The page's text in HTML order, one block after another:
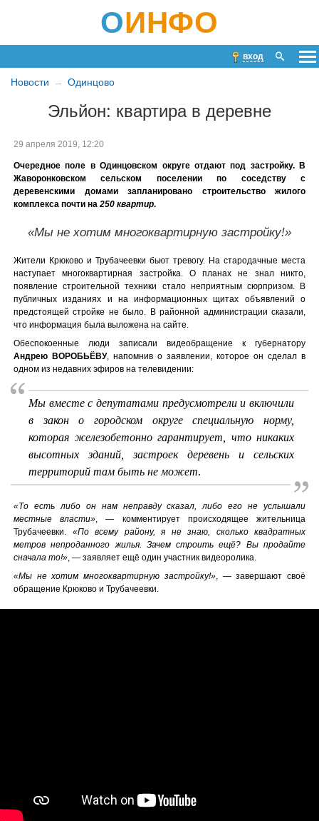
ОИНФО
вход
Новости Одинцово
Эльйон: квартира в деревне
29 апреля 2019, 12:20
Очередное поле в Одинцовском округе отдают под застройку. В
Жаворонковском сельском поселении по соседству с
деревенскими домами запланировано строительство жилого
комплекса почти на 250 квартир.
«Мы не хотим многоквартирную застройку!»
Жители Крюково и Трубачеевки бьют тревогу. На стародачные места
наступает многоквартирная застройка. О планах не знал никто,
появление строительной техники стало неприятным сюрпризом. В
публичных изданиях и на информационных щитах объявлений о
предстоящей стройке не было. В районной администрации сказали,
что информация была выложена на сайте.
Обеспокоенные люди записали видеобращение к губернатору
Андрею ВОРОБЬЁВУ, напомнив о заявлении, которое он сделал в
одном из недавних эфиров на телевидении:
Мы вместе с депутатами предусмотрели и включили
в закон о городском округе специальную норму,
которая железобетонно гарантирует, что никаких
высотных зданий, застроек деревень и сельских
территорий там быть не может.
«То есть либо он нам неправду сказал, либо его не услышали
местные власти», — комментирует происходящее жительница
Трубачеевки. «По всему району, я не знаю, сколько квадратных
метров непроданного жилья. Зачем строить ещё? Вы продайте
сначала то!», — заявляет ещё один участник видеоролика.
«Мы не хотим многоквартирную застройку!», — завершают своё
обращение Крюково и Трубачеевки.